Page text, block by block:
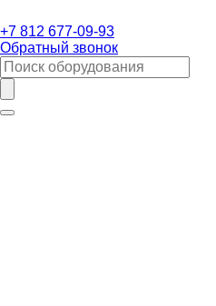
+7 812 677-09-93
Обратный звонок